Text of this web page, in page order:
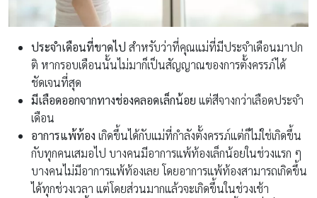
ประจำเดือนที่ขาดไป สำหรับว่าที่คุณแม่ที่มีประจำเดือนมาปก
ติ หากรอบเดือนนั้นไม่มาก็เป็นสัญญาณของการตั้งครรภ์ได้
ชัดเจนที่สุด
มีเลือดออกจากทางช่องคลอดเล็กน้อย แต่สีจางกว่าเลือดประจำ
เดือน
อาการแพ้ท้อง เกิดขึ้นได้กับแม่ที่กำลังตั้งครรภ์แต่ก็ไม่ใช่เกิดขึ้น
กับทุกคนเสมอไป บางคนมีอาการแพ้ท้องเล็กน้อยในช่วงแรก ๆ
บางคนไม่มีอาการแพ้ท้องเลย โดยอาการแพ้ท้องสามารถเกิดขึ้น
ได้ทุกช่วงเวลา แต่โดยส่วนมากแล้วจะเกิดขึ้นในช่วงเช้า